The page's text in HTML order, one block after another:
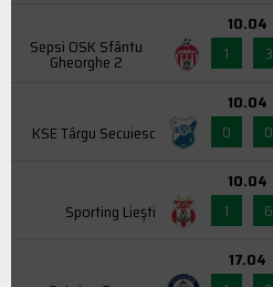
Sepsi OSK Sfântu
Gheorghe 2
10.04
1
3
KSE Târgu Secuiesc
10.04
0
0
Sporting Liești
10.04
1
6
17.04